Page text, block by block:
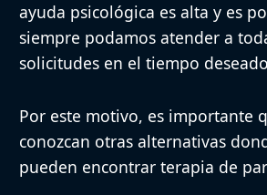
ayuda psicológica es alta y es
siempre podamos atender a
solicitudes en el tiempo
Por este motivo, es importante
conozcan otras alternativas
pueden encontrar terapia de